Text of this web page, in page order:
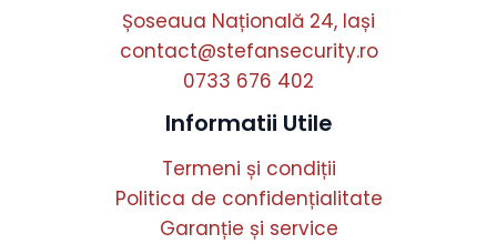
Șoseaua Națională 24, Iași
contact@stefansecurity.ro
0733 676 402
Informatii Utile
Termeni și condiții
Politica de confidențialitate
Garanție și service